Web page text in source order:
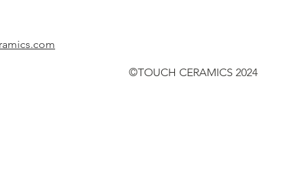
©TOUCH CERAMICS 2024